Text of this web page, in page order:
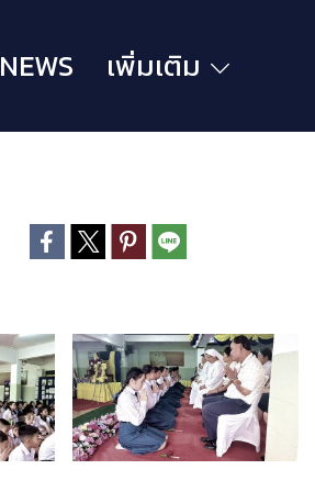
NEWS เพิ่มเติม